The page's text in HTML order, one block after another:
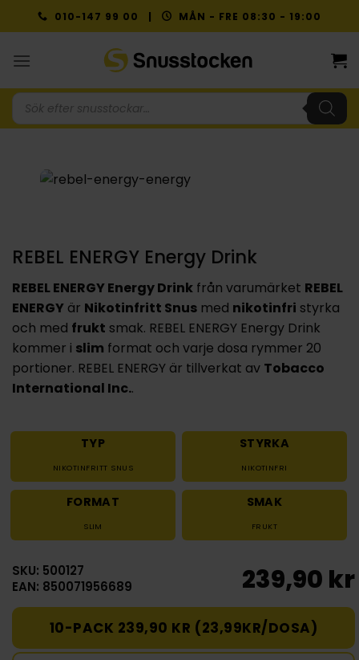
to
010-147 99 00 | MÅN - FRE 08:30 - 19:00
Produktsökning
REBEL ENERGY Energy Drink
REBEL ENERGY Energy Drink från varumärket REBEL
ENERGY är Nikotinfritt Snus med nikotinfri styrka
och med frukt smak. REBEL ENERGY Energy Drink
kommer i slim format och varje dosa rymmer 20
portioner. REBEL ENERGY är tillverkat av Tobacco
International Inc..
TYP
NIKOTINFRITT SNUS
STYRKA
NIKOTINFRI
FORMAT
SLIM
SMAK
FRUKT
SKU: 500127
EAN: 850071956689
239,90 kr
10-PACK 239,90 KR (23,99KR/DOSA)